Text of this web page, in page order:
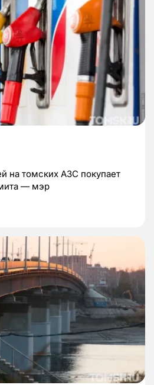
на томских АЗС покупает
— мэр